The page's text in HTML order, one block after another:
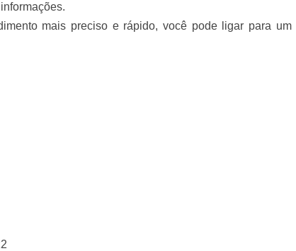
mais preciso e rápido, você pode ligar para um